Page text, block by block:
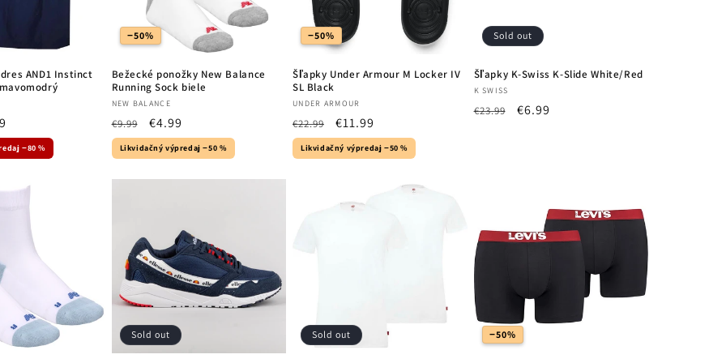
AND1 Instinct
−80 %
−50%
Bežecké ponožky New Balance
Running Sock biele
Vendor:
NEW BALANCE
Regular
price
€9.99
Sale
price
€4.99
Likvidačný výpredaj −50 %
−50%
Šľapky Under Armour M Locker IV
SL Black
Vendor:
UNDER ARMOUR
Regular
price
€22.99
Sale
price
€11.99
Likvidačný výpredaj −50 %
Sold out
Šľapky K-Swiss K-Slide White/Red
Vendor:
K SWISS
Regular
€23.99
Sale
€6.99
Sold out Sold out −50%